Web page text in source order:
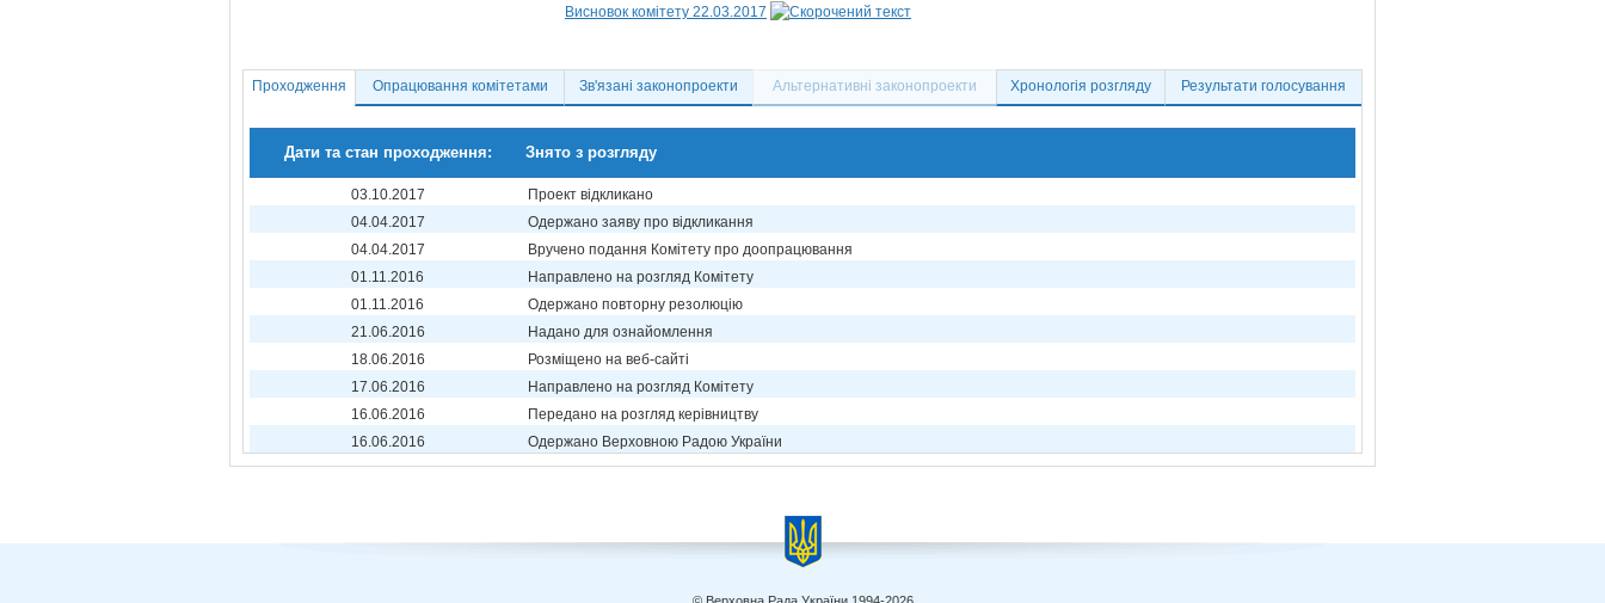
Висновок комітету 22.03.2017
Проходження Опрацювання комітетами Зв'язані законопроекти Альтернативні законопроекти Хронологія розгляду Результати голосування
Дати та стан проходження: Знято з розгляду
03.10.2017
Проект відкликано
04.04.2017
Одержано заяву про відкликання
04.04.2017
Вручено подання Комітету про доопрацювання
01.11.2016
Направлено на розгляд Комітету
01.11.2016
Одержано повторну резолюцію
21.06.2016
Надано для ознайомлення
18.06.2016
Розміщено на веб-сайті
17.06.2016
Направлено на розгляд Комітету
16.06.2016
Передано на розгляд керівництву
16.06.2016
Одержано Верховною Радою України